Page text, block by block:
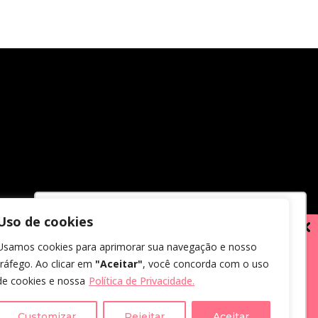
receber comunicações.
dados, eu concordo com a
Utilizamos cookies para oferecer melhor
experiência, melhorar o desempenho,
analisar como você interage em nosso
site e personalizar conteúdo.
de cookies
cookies para aprimorar sua navegação e nosso
Ao clicar em "Aceitar", você concorda com o uso
cookies e nossa Política de Privacidade.